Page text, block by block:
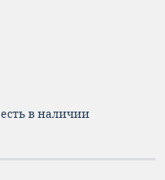
есть в наличии